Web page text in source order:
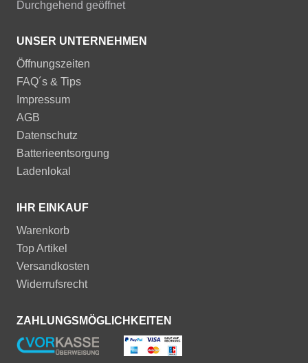
Durchgehend geöffnet
UNSER UNTERNEHMEN
Öffnungszeiten
FAQ´s & Tips
Impressum
AGB
Datenschutz
Batterieentsorgung
Ladenlokal
IHR EINKAUF
Warenkorb
Top Artikel
Versandkosten
Widerrufsrecht
ZAHLUNGSMÖGLICHKEITEN